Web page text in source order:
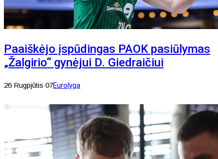
Paaiškėjo įspūdingas PAOK pasiūlymas
„Žalgirio“ gynėjui D. Giedraičiui
26 Rugpjūtis 07Eurolyga